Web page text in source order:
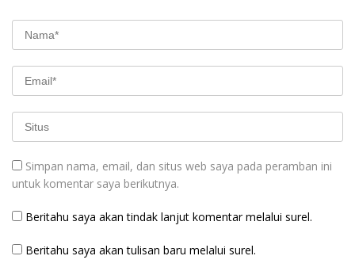
Simpan nama, email, dan situs web saya pada peramban ini
untuk komentar saya berikutnya.
Beritahu saya akan tindak lanjut komentar melalui surel.
Beritahu saya akan tulisan baru melalui surel.